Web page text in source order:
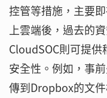
控管等措施，主要
上雲端後，過去的
CloudSOC則可提
安全性。例如，事
傳到Dropbox的文